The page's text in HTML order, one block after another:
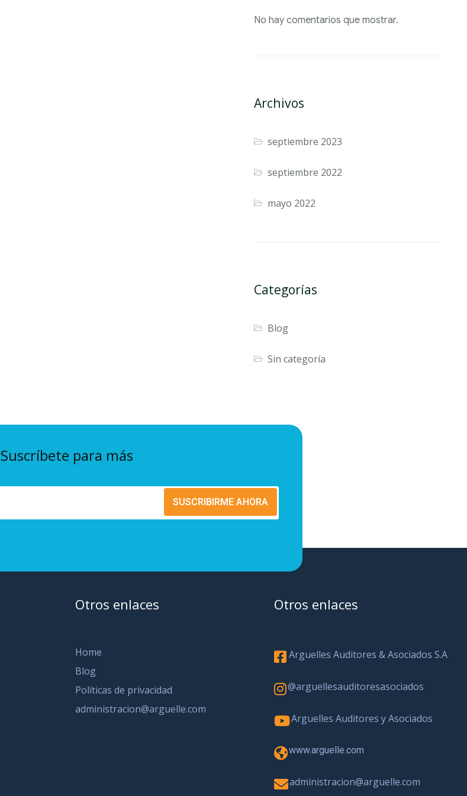
No hay comentarios que mostrar.
Archivos
septiembre 2023
septiembre 2022
mayo 2022
Categorías
Blog
Sin categoría
Suscríbete para más
Otros enlaces
Home
Blog
Políticas de privacidad
administracion@arguelle.com
Otros enlaces
Arguelles Auditores & Asociados S.A
@arguellesauditoresasociados
Arguelles Auditores y Asociados
www.arguelle.com
administracion@arguelle.com